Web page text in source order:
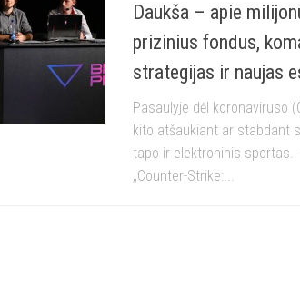
Daukša – apie
prizinius fondus,
strategijas ir naujas
Pasaulyje dėl koronaviruso
kito atšaukiant ar stabdant
tapo ir elektroninis sportas.
„Counter-Strike:...